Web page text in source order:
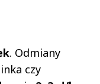
. Odmiany
czy